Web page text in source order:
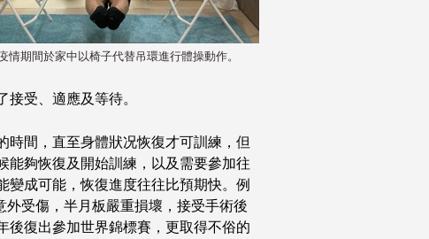
情期間於家中以椅子代替吊環進行體操動作。
受、適應及等待。
時間，直至身體狀况恢復才可訓練，但
能夠恢復及開始訓練，以及需要參加往
變成可能，恢復進度往往比預期快。例
受傷，半月板嚴重損壞，接受手術後
後復出參加世界錦標賽，更取得不俗的